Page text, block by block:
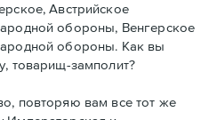
Австрийское
обороны, Венгерское
обороны. Как вы
товарищ-замполит?
повторяю вам все тот же